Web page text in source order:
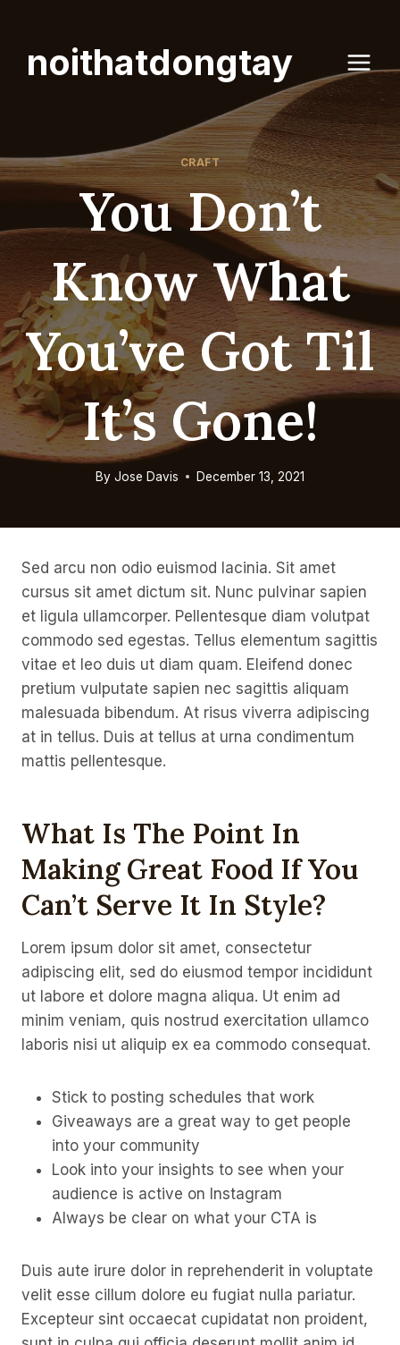
contentnoithatdongtay
CRAFT
You Don’t
Know What
You’ve Got Til
It’s Gone!
By Jose Davis December 13, 2021
Sed arcu non odio euismod lacinia. Sit amet
cursus sit amet dictum sit. Nunc pulvinar sapien
et ligula ullamcorper. Pellentesque diam volutpat
commodo sed egestas. Tellus elementum sagittis
vitae et leo duis ut diam quam. Eleifend donec
pretium vulputate sapien nec sagittis aliquam
malesuada bibendum. At risus viverra adipiscing
at in tellus. Duis at tellus at urna condimentum
mattis pellentesque.
What Is The Point In
Making Great Food If You
Can’t Serve It In Style?
Lorem ipsum dolor sit amet, consectetur
adipiscing elit, sed do eiusmod tempor incididunt
ut labore et dolore magna aliqua. Ut enim ad
minim veniam, quis nostrud exercitation ullamco
laboris nisi ut aliquip ex ea commodo consequat.
Stick to posting schedules that work
Giveaways are a great way to get people
into your community
Look into your insights to see when your
audience is active on Instagram
Always be clear on what your CTA is
Duis aute irure dolor in reprehenderit in voluptate
velit esse cillum dolore eu fugiat nulla pariatur.
Excepteur sint occaecat cupidatat non proident,